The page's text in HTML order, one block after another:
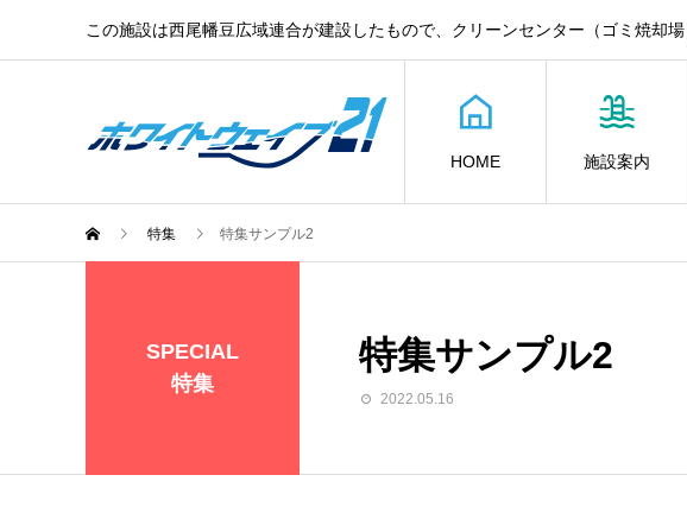
この施設は西尾幡豆広域連合が建設したもので、クリーンセンター（ゴミ焼却
HOME 施設案内
特集 特集サンプル2
SPECIAL
特集
特集サンプル2
2022.05.16